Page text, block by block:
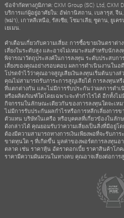
ข้อจำกัดทางภูมิภาค: CXM Group (SC) Ltd, CXM
บริการแก่ผู้อยู่อาศัยใน: อัฟกานิสถาน, เบลารุส, จีน
(พม่า), เกาหลีเหนือ, รัสเซีย, โซมาเลีย, ซูดาน, ยูเ
เยเมน.
คำเตือนเกี่ยวกับความเสี่ยง: การซื้อขายเงินตราต่
เสี่ยงในระดับสูง และอาจไม่เหมาะสมสำหรับนัก
พิจารณาวัตถุประสงค์ในการลงทุน ระดับประสบก
เสี่ยงของคุณอย่างรอบคอบ ผลการดำเนินงานใน
โปรดจำไว้ว่าคุณอาจสูญเสียเงินลงทุนเริ่มต้นบาง
คุณไม่สามารถรับภาระการสูญเสียได้ การลงทุนห
ที่แตกต่างกัน และไม่มีการรับประกันว่าผลการดำ
หรือผลิตภัณฑ์ใดโดยเฉพาะจะทำกำไรได้ อีกทั้งไ
กิจกรรมในลักษณะเดียวกันของการลงทุนใดจะเ
ไม่มีการรับประกันผลกำไรหรือการหลีกเลี่ยงการ
ตัวแทน บริษัทในเครือ หรือบุคคลที่เกี่ยวข้องในลัก
ดังกล่าวได้ คุณยอมรับว่าความเสี่ยงเป็นสิ่งที่มีอยู่โ
ต้องมีความสามารถทางการเงินเพียงพอที่จะรับภา
ขาดทุนใด ๆ ที่เกิดขึ้น มูลค่าของพอร์ตการลงทุนอ
ตลาด เช่น ราคาหุ้น อัตราดอกเบี้ย ราคาสินค้าโ
ราคามีความผันผวนในทางลบ คุณอาจเสี่ยงต่อการ